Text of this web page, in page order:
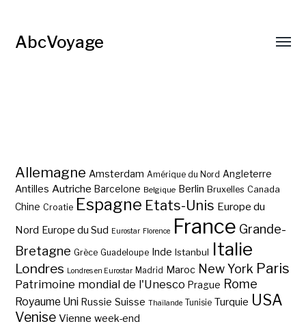
AbcVoyage
Allemagne Amsterdam Amérique du Nord Angleterre
Antilles Autriche Barcelone Belgique Berlin Bruxelles Canada
Chine Croatie Espagne Etats-Unis Europe du
Nord Europe du Sud Eurostar Florence France Grande-
Bretagne Grèce Guadeloupe Inde Istanbul Italie
Londres Londres en Eurostar Madrid Maroc New York Paris
Patrimoine mondial de l'Unesco Prague Rome
Royaume Uni Russie Suisse Thaïlande Tunisie Turquie USA
Venise Vienne week-end